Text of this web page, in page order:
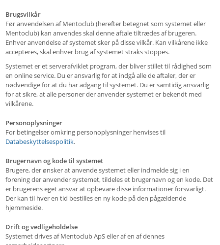
Brugsvilkår
Før anvendelsen af Mentoclub (herefter betegnet som systemet eller
Mentoclub) kan anvendes skal denne aftale tiltrædes af brugeren.
Enhver anvendelse af systemet sker på disse vilkår. Kan vilkårene ikke
accepteres, skal enhver brug af systemet straks stoppes.
Systemet er et serverafviklet program, der bliver stillet til rådighed som
en online service. Du er ansvarlig for at indgå alle de aftaler, der er
nødvendige for at du har adgang til systemet. Du er samtidig ansvarlig
for at sikre, at alle personer der anvender systemet er bekendt med
vilkårene.
Personoplysninger
For betingelser omkring personoplysninger henvises til
Databeskyttelsespolitik.
Brugernavn og kode til systemet
Brugere, der ønsker at anvende systemet eller indmelde sig i en
forening der anvender systemet, tildeles et brugernavn og en kode. Det
er brugerens eget ansvar at opbevare disse informationer forsvarligt.
Der kan til hver en tid bestilles en ny kode på den pågældende
hjemmeside.
Drift og vedligeholdelse
Systemet drives af Mentoclub ApS eller af en af dennes